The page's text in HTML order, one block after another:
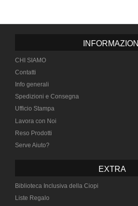
INFORMAZIONI
CHI SIAMO
Contatti
Info generali
Spedizioni e Consegna
Ufficio Stampa
Lavora con Noi
Reso Prodotti
Serve Aiuto?
EXTRA
Biblioteca Inclusiva della Ciopi
Liste Regalo